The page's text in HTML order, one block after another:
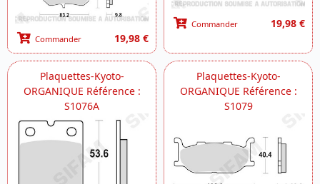
Commander 19,98 €
Commander 19,98 €
Plaquettes-Kyoto-
ORGANIQUE Référence :
S1076A
Plaquettes-Kyoto-
ORGANIQUE Référence :
S1079